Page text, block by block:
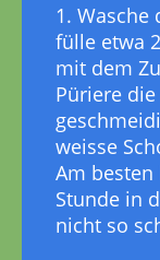
1.
fülle etwa
mit dem
Püriere
weisse
Am
Stunde in
nicht so